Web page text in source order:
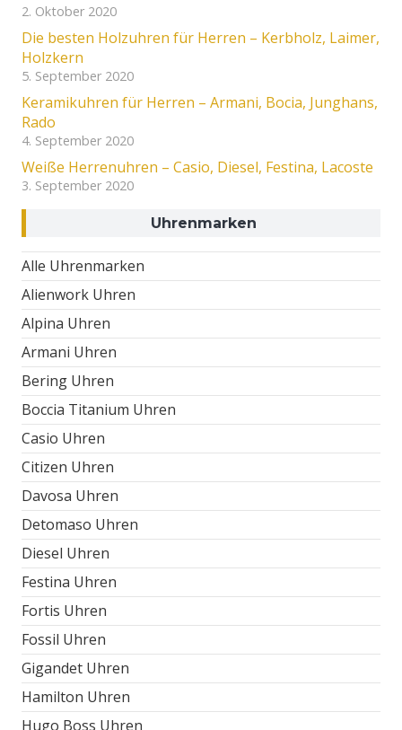
2. Oktober 2020
Die besten Holzuhren für Herren – Kerbholz, Laimer,
Holzkern
5. September 2020
Keramikuhren für Herren – Armani, Bocia, Junghans,
Rado
4. September 2020
Weiße Herrenuhren – Casio, Diesel, Festina, Lacoste
3. September 2020
Uhrenmarken
Alle Uhrenmarken
Alienwork Uhren
Alpina Uhren
Armani Uhren
Bering Uhren
Boccia Titanium Uhren
Casio Uhren
Citizen Uhren
Davosa Uhren
Detomaso Uhren
Diesel Uhren
Festina Uhren
Fortis Uhren
Fossil Uhren
Gigandet Uhren
Hamilton Uhren
Hugo Boss Uhren